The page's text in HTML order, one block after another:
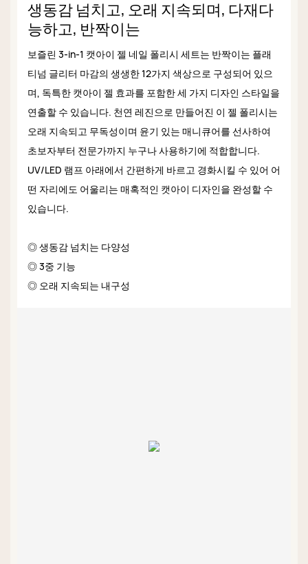
생동감 넘치고, 오래 지속되며, 다재다
능하고, 반짝이는
보즐린 3-in-1 캣아이 젤 네일 폴리시 세트는 반짝이는 플래
티넘 글리터 마감의 생생한 12가지 색상으로 구성되어 있으
며, 독특한 캣아이 젤 효과를 포함한 세 가지 디자인 스타일을
연출할 수 있습니다. 천연 레진으로 만들어진 이 젤 폴리시는
오래 지속되고 무독성이며 윤기 있는 매니큐어를 선사하여
초보자부터 전문가까지 누구나 사용하기에 적합합니다.
UV/LED 램프 아래에서 간편하게 바르고 경화시킬 수 있어 어
떤 자리에도 어울리는 매혹적인 캣아이 디자인을 완성할 수
있습니다.
◎ 생동감 넘치는 다양성
◎ 3중 기능
◎ 오래 지속되는 내구성